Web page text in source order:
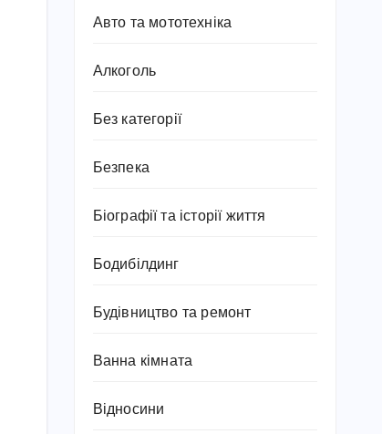
Авто та мототехніка
Алкоголь
Без категорії
Безпека
Біографії та історії життя
Бодибілдинг
Будівництво та ремонт
Ванна кімната
Відносини